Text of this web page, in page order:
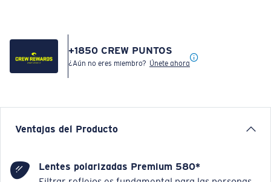
+1850 CREW PUNTOS
¿Aún no eres miembro? Únete ahora
Ventajas del Producto
Lentes polarizadas Premium 580*